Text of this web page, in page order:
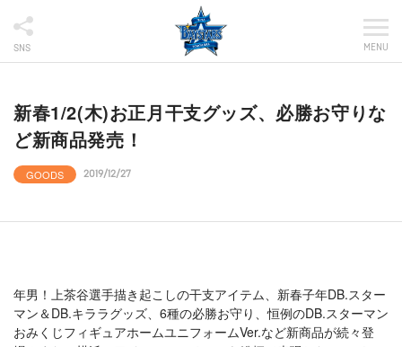
SNS MENU
新春1/2(木)お正月干支グッズ、必勝お守りな
ど新商品発売！
GOODS 2019/12/27
年男！上茶谷選手描き起こしの干支アイテム、新春子年DB.スター
マン＆DB.キララグッズ、6種の必勝お守り、恒例のDB.スターマン
おみくじフィギュアホームユニフォームVer.など新商品が続々登